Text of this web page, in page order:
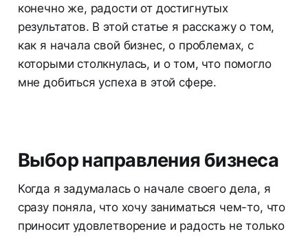
конечно же, радости от достигнутых
результатов. В этой статье я расскажу о том,
как я начала свой бизнес, о проблемах, с
которыми столкнулась, и о том, что помогло
мне добиться успеха в этой сфере.
Выбор направления бизнеса
Когда я задумалась о начале своего дела, я
сразу поняла, что хочу заниматься чем-то, что
приносит удовлетворение и радость не только